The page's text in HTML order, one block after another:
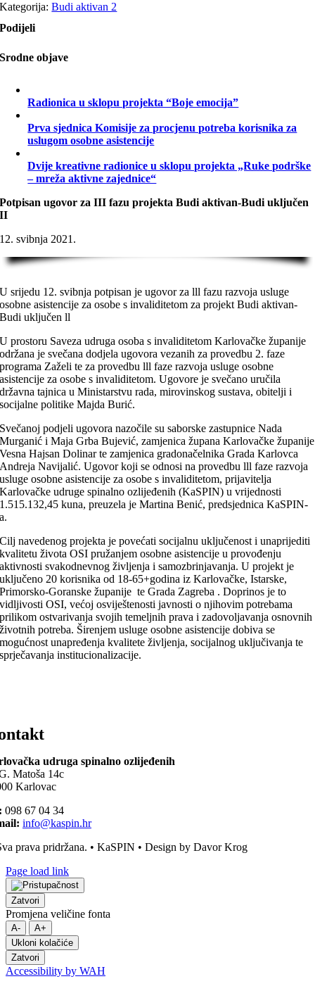
Kategorija:Budi aktivan 2
Podijeli
Srodne objave
Radionica u sklopu projekta “Boje emocija”
Prva sjednica Komisije za procjenu potreba korisnika za
uslugom osobne asistencije
Dvije kreativne radionice u sklopu projekta „Ruke podrške
– mreža aktivne zajednice“
Potpisan ugovor za III fazu projekta Budi aktivan-Budi uključen
II
12. svibnja 2021.
U srijedu 12. svibnja potpisan je ugovor za lll fazu razvoja usluge
osobne asistencije za osobe s invaliditetom za projekt Budi aktivan-
Budi uključen ll
U prostoru Saveza udruga osoba s invaliditetom Karlovačke županije
održana je svečana dodjela ugovora vezanih za provedbu 2. faze
programa Zaželi te za provedbu lll faze razvoja usluge osobne
asistencije za osobe s invaliditetom. Ugovore je svečano uručila
državna tajnica u Ministarstvu rada, mirovinskog sustava, obitelji i
socijalne politike Majda Burić.
Svečanoj podjeli ugovora nazočile su saborske zastupnice Nada
Murganić i Maja Grba Bujević, zamjenica župana Karlovačke županije
Vesna Hajsan Dolinar te zamjenica gradonačelnika Grada Karlovca
Andreja Navijalić. Ugovor koji se odnosi na provedbu lll faze razvoja
usluge osobne asistencije za osobe s invaliditetom, prijavitelja
Karlovačke udruge spinalno ozlijeđenih (KaSPIN) u vrijednosti
1.515.132,45 kuna, preuzela je Martina Benić, predsjednica KaSPIN-
a.
Cilj navedenog projekta je povećati socijalnu uključenost i unaprijediti
kvalitetu života OSI pružanjem osobne asistencije u provođenju
aktivnosti svakodnevnog življenja i samozbrinjavanja. U projekt je
uključeno 20 korisnika od 18-65+godina iz Karlovačke, Istarske,
Primorsko-Goranske županije te Grada Zagreba . Doprinos je to
vidljivosti OSI, većoj osviještenosti javnosti o njihovim potrebama
prilikom ostvarivanja svojih temeljnih prava i zadovoljavanja osnovnih
životnih potreba. Širenjem usluge osobne asistencije dobiva se
mogućnost unapređenja kvalitete življenja, socijalnog uključivanja te
sprječavanja institucionalizacije.
udruga spinalno ozlijeđenih
Matoša 14c
Karlovac
098 67 04 34
info@kaspin.hr
prava pridržana. • KaSPIN • Design by Davor Krog
Page load link
Zatvori
Promjena veličine fonta
A-
A+
Ukloni kolačiće
Zatvori
Accessibility by WAH